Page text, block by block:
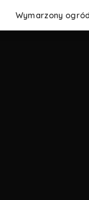
Wymarzony